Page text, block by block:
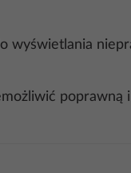
wyświetlania